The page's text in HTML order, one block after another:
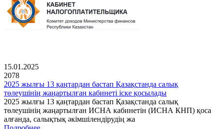
15.01.2025
2078
2025 жылғы 13 қаңтардан бастап Қазақстанда салық
төлеушінің жаңартылған кабинеті іске қосылады
2025 жылғы 13 қаңтардан бастап Қазақстанда салық
төлеушінің жаңартылған ИСНА кабинетін (ИСНА КНП) қоса
алғанда, салықтық әкімшілендірудің жа